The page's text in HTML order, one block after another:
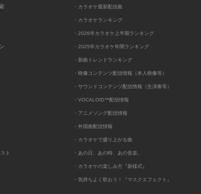
ト
・カラオケ最新配信曲
・カラオケランキング
・2026年カラオケ上半期ランキング
・2025年カラオケ年間ランキング
・新曲トレンドランキング
・映像コンテンツ配信情報（本人映像等）
・サウンドコンテンツ配信情報（生演奏等）
・VOCALOID™配信情報
・アニメソング配信情報
・外国曲配信情報
・カラオケで盛り上がる曲
・あの日、あの時、あの音楽。
・カラオケの楽しみ方『新様式』
・気持ちよく歌おう！『マスクエフェクト』